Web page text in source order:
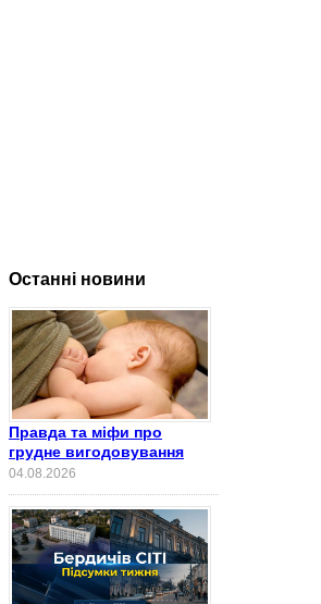
Останні новини
Правда та міфи про
грудне вигодовування
04.08.2026